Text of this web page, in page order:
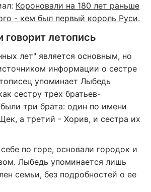
Короновали на 180 лет раньше
- кем был первый король Руси.
летопись
лет" является основным, но
информации о сестре
упоминает Лыбедь
сестру трех братьев-
три брата: один по имени
а третий - Хорив, и сестра их
по горе, основали городок и
Лыбедь упоминается лишь
семьи, без подробностей о ее